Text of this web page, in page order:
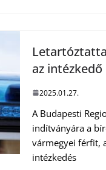
az
2025.01.27.
A Budapesti
indítványára a
vármegyei férfit,
intézkedés